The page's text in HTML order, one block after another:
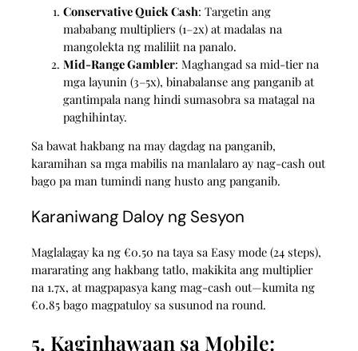
Conservative Quick Cash: Targetin ang
mababang multipliers (1–2x) at madalas na
mangolekta ng maliliit na panalo.
Mid‑Range Gambler: Maghangad sa mid‑tier na
mga layunin (3–5x), binabalanse ang panganib at
gantimpala nang hindi sumasobra sa matagal na
paghihintay.
Sa bawat hakbang na may dagdag na panganib,
karamihan sa mga mabilis na manlalaro ay nag-cash out
bago pa man tumindi nang husto ang panganib.
Karaniwang Daloy ng Sesyon
Maglalagay ka ng €0.50 na taya sa Easy mode (24 steps),
mararating ang hakbang tatlo, makikita ang multiplier
na 1.7x, at magpapasya kang mag-cash out—kumita ng
€0.85 bago magpatuloy sa susunod na round.
5. Kaginhawaan sa Mobile: